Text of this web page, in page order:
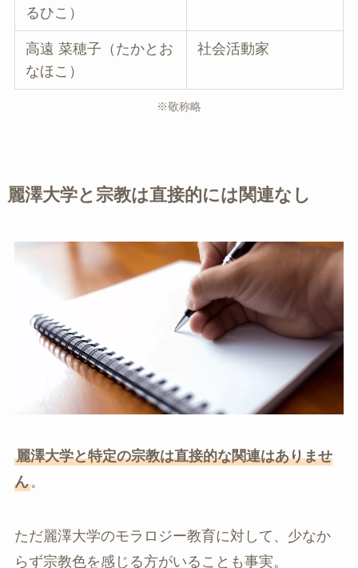
るひこ）
高遠 菜穂子（たかとお
なほこ）
社会活動家
※敬称略
麗澤大学と宗教は直接的には関連なし
麗澤大学と特定の宗教は直接的な関連はありませ
ん。
ただ麗澤大学のモラロジー教育に対して、少なか
らず宗教色を感じる方がいることも事実。